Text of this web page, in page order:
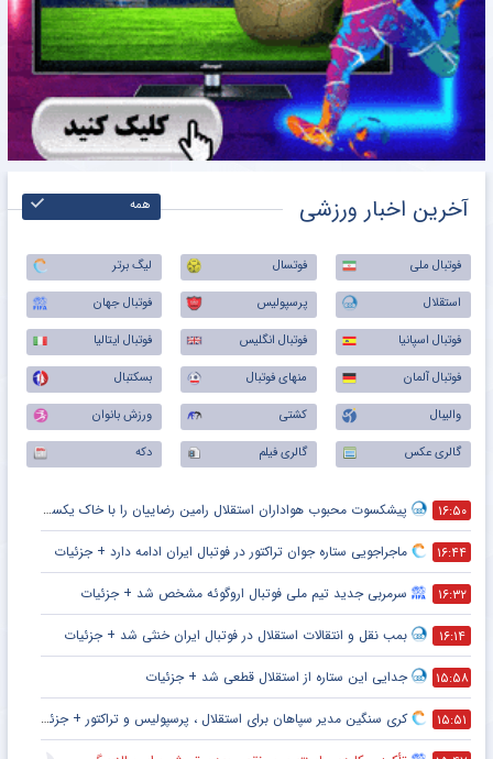
آخرین اخبار ورزشی همه
فوتبال ملی فوتسال
لیگ برتر
استقلال
پرسپولیس
فوتبال جهان
فوتبال اسپانیا
فوتبال انگلیس
فوتبال ایتالیا
فوتبال آلمان
منهای فوتبال
بسکتبال
والیبال
کشتی
ورزش بانوان
گالری عکس
گالری فیلم دکه
۱۶:۵۰ پیشکسوت محبوب هواداران استقلال رامین رضاییان را با خاک یکسان کرد + جزئیات
۱۶:۴۴ ماجراجویی ستاره جوان تراکتور در فوتبال ایران ادامه دارد + جزئیات
۱۶:۳۲ سرمربی جدید تیم ملی فوتبال اروگوئه مشخص شد + جزئیات
۱۶:۱۴ بمب نقل و انتقالات استقلال در فوتبال ایران خنثی شد + جزئیات
۱۵:۵۸ جدایی این ستاره از استقلال قطعی شد + جزئیات
۱۵:۵۱ کری سنگین مدیر سپاهان برای استقلال ، پرسپولیس و تراکتور + جزئیات